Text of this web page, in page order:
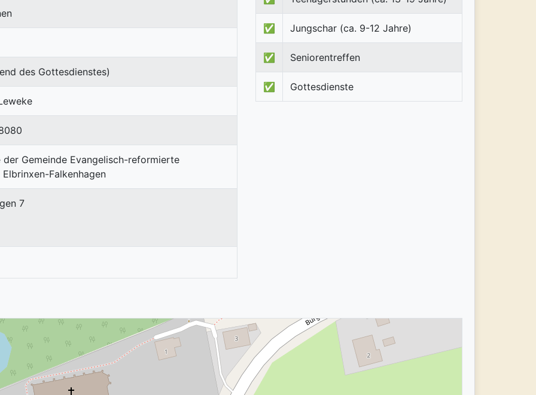
des Gottesdienstes)
7
✅ Jungschar (ca. 9-12 Jahre)
✅ Seniorentreffen
✅ Gottesdienste